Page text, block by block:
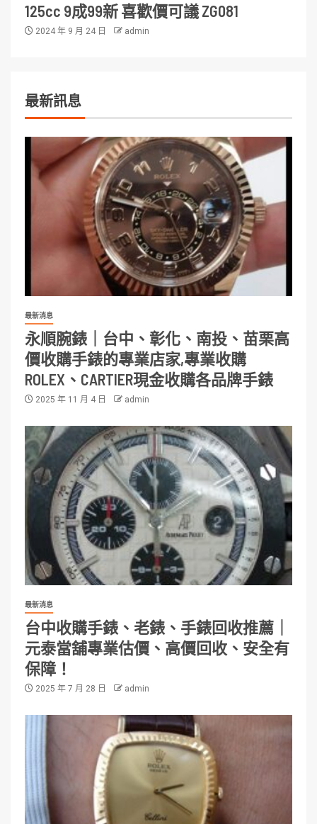
125cc 9成99新 喜歡價可議 ZG081
2024 年 9 月 24 日 admin
最新訊息
最新消息
永順腕錶｜台中、彰化、南投、苗栗高
價收購手錶的專業店家,專業收購
ROLEX、CARTIER現金收購各品牌手錶
2025 年 11 月 4 日 admin
最新消息
台中收購手錶、老錶、手錶回收推薦｜
元泰當舖專業估價、高價回收、安全有
保障！
2025 年 7 月 28 日 admin